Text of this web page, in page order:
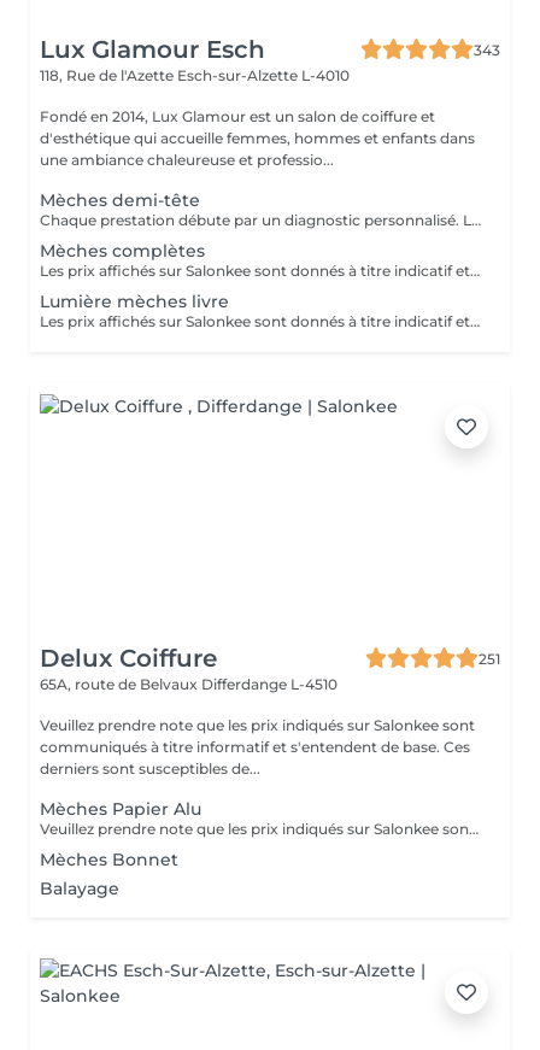
Lux Glamour Esch
343
118, Rue de l'Azette Esch-sur-Alzette L-4010
Fondé en 2014, Lux Glamour est un salon de coiffure et
d'esthétique qui accueille femmes, hommes et enfants dans
une ambiance chaleureuse et professio...
Mèches demi-tête
Chaque prestation débute par un diagnostic personnalisé. Le tarif final est confirmé en salon selon les besoins de vos cheveux et la technique réalisée.
Mèches complètes
Les prix affichés sur Salonkee sont donnés à titre indicatif et représentent les tarifs de base. Ceux-ci peuvent varier en fonction du diagnostic effectué lors de votre arrivée au salon et de l'expertise du professionnel à qui vous confiez vos soins de beauté. Dans tout les cas, un devis détaillé vous sera proposé et toute prestation sera réalisée avec votre accord.
Lumière mèches livre
Les prix affichés sur Salonkee sont donnés à titre indicatif et représentent les tarifs de base. Ceux-ci peuvent varier en fonction du diagnostic effectué lors de votre arrivée au salon et de l'expertise du professionnel à qui vous confiez vos soins de beauté. Dans tout les cas, un devis détaillé vous sera proposé et toute prestation sera réalisée avec votre accord.
Delux Coiffure
251
65A, route de Belvaux Differdange L-4510
Veuillez prendre note que les prix indiqués sur Salonkee sont
communiqués à titre informatif et s'entendent de base. Ces
derniers sont susceptibles de...
Mèches Papier Alu
Veuillez prendre note que les prix indiqués sur Salonkee sont communiqués à titre informatif et s'entendent de base. Ces derniers sont susceptibles de varier selon le diagnostic réalisé à votre arrivée au salon et l'expertise du professionnel à qui vous confiez votre beauté. Dans tous les cas, un devis précis vous sera proposé et toutes réalisations de prestations seront effectuées avec votre accord. Un grand merci d'avance pour votre compréhension. Au plaisir de vous revoir très vite.
Mèches Bonnet
Balayage